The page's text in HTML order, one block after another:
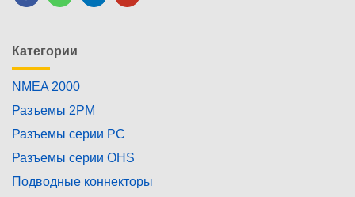
Категории
NMEA 2000
Разъемы 2PM
Разъемы серии PC
Разъемы серии OHS
Подводные коннекторы